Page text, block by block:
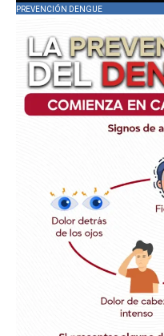
PREVENCIÓN DENGUE